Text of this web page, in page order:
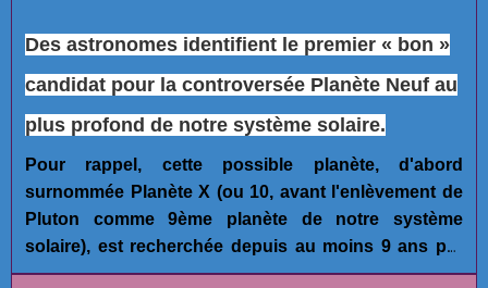
Des astronomes identifient le premier « bon »
candidat pour la controversée Planète Neuf au
plus profond de notre système solaire.
Pour rappel, cette possible planète, d'abord
surnommée Planète X (ou 10, avant l'enlèvement de
Pluton comme 9ème planète de notre système
solaire), est recherchée depuis au moins 9 ans par
plusieurs astronomes car ce serait la seule